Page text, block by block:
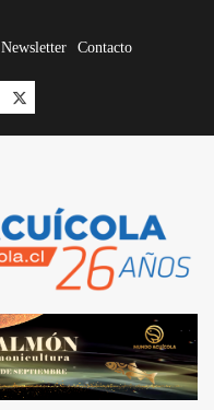
Newsletter Contacto